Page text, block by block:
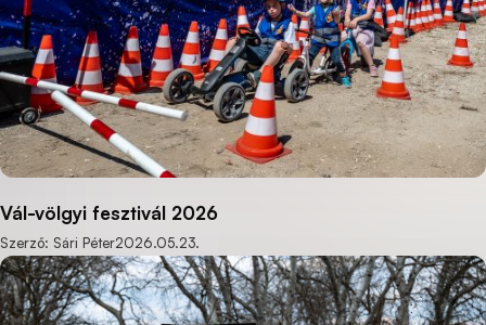
Vál-völgyi fesztivál 2026
Szerző: Sári Péter2026.05.23.